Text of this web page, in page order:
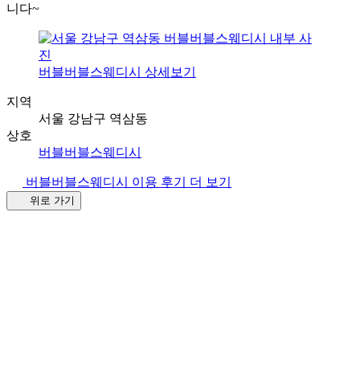
니다~
버블버블스웨디시 상세보기
지역
서울 강남구 역삼동
상호
버블버블스웨디시
버블버블스웨디시 이용 후기 더 보기
위로 가기